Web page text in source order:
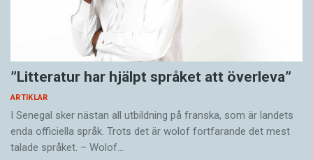
”Litteratur har hjälpt språket att överleva”
ARTIKLAR
I Senegal sker nästan all utbildning på franska, som är landets
enda officiella språk. Trots det är wolof fortfarande det mest
talade språket. – Wolof…